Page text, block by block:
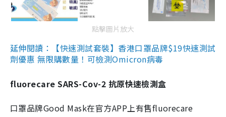
點擊圖片放大
延伸閱讀：【快速測試套裝】香港口罩品牌$19快速測試
劑優惠 無限購數量！可檢測Omicron病毒
fluorecare SARS-Cov-2 抗原快速檢測盒
口罩品牌Good Mask在官方APP上有售fluorecare